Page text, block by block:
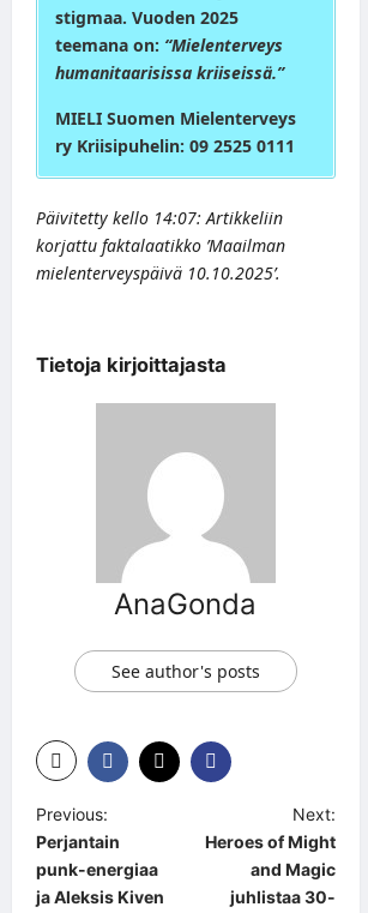
stigmaa. Vuoden 2025
teemana on: “Mielenterveys
humanitaarisissa kriiseissä.”
MIELI Suomen Mielenterveys
ry Kriisipuhelin: 09 2525 0111
Päivitetty kello 14:07: Artikkeliin
korjattu faktalaatikko ’Maailman
mielenterveyspäivä 10.10.2025’.
Tietoja kirjoittajasta
AnaGonda
See author's posts
P
o
s
Previous:
Perjantain
punk-energiaa
ja Aleksis Kiven
Next:
Heroes of Might
and Magic
juhlistaa 30-